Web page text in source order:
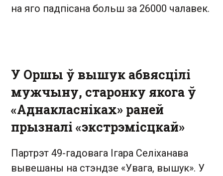
на яго падпісана больш за 26000 чалавек.
У Оршы ў вышук абвясцілі
мужчыну, старонку якога ў
«Аднакласніках» раней
прызналі «экстрэмісцкай»
Партрэт 49-гадовага Ігара Селіханава
вывешаны на стэндзе «Увага, вышук». У